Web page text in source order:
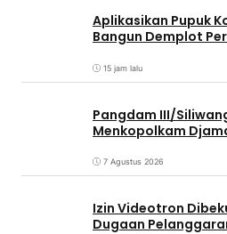
Aplikasikan Pupuk
Bangun Demplot
15 jam lalu
Pangdam III/
Menkopolkam
7 Agustus 2026
Izin Videotron
Dugaan